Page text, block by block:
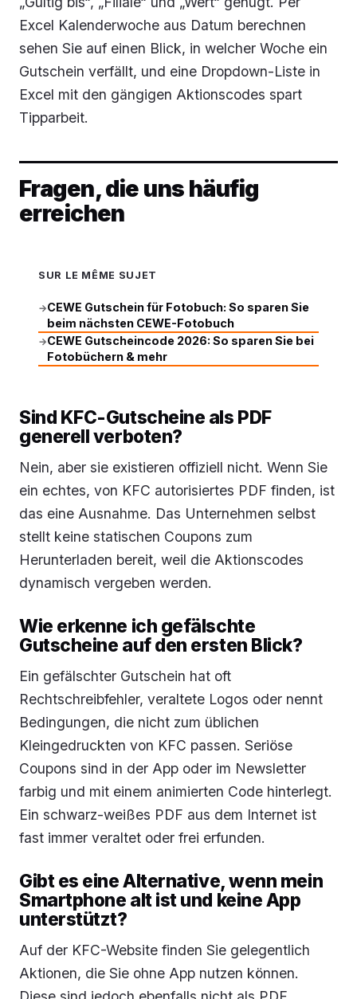
Excel Kalenderwoche aus Datum berechnen
sehen Sie auf einen Blick, in welcher Woche ein
Gutschein verfällt, und eine Dropdown-Liste in
Excel mit den gängigen Aktionscodes spart
Tipparbeit.
Fragen, die uns häufig
erreichen
SUR LE MÊME SUJET
→CEWE Gutschein für Fotobuch: So sparen Sie
beim nächsten CEWE-Fotobuch
→CEWE Gutscheincode 2026: So sparen Sie bei
Fotobüchern & mehr
Sind KFC-Gutscheine als PDF
generell verboten?
Nein, aber sie existieren offiziell nicht. Wenn Sie
ein echtes, von KFC autorisiertes PDF finden, ist
das eine Ausnahme. Das Unternehmen selbst
stellt keine statischen Coupons zum
Herunterladen bereit, weil die Aktionscodes
dynamisch vergeben werden.
Wie erkenne ich gefälschte
Gutscheine auf den ersten Blick?
Ein gefälschter Gutschein hat oft
Rechtschreibfehler, veraltete Logos oder nennt
Bedingungen, die nicht zum üblichen
Kleingedruckten von KFC passen. Seriöse
Coupons sind in der App oder im Newsletter
farbig und mit einem animierten Code hinterlegt.
Ein schwarz-weißes PDF aus dem Internet ist
fast immer veraltet oder frei erfunden.
Gibt es eine Alternative, wenn mein
Smartphone alt ist und keine App
unterstützt?
Auf der KFC-Website finden Sie gelegentlich
Aktionen, die Sie ohne App nutzen können.